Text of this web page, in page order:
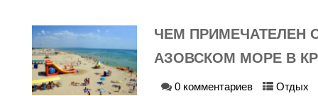
ЧЕМ ПРИМЕЧАТЕЛЕН
АЗОВСКОМ МОРЕ В
0 комментариев Отдых